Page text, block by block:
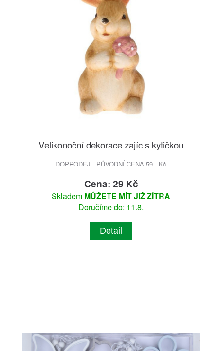
Velikonoční dekorace zajíc s kytičkou
DOPRODEJ - PŮVODNÍ CENA 59.- Kč
Cena: 29 Kč
Skladem MŮŽETE MÍT JIŽ ZÍTRA
Doručíme do: 11.8.
Detail